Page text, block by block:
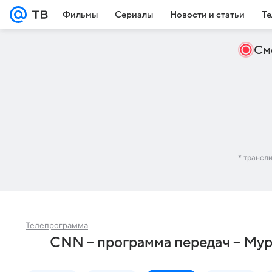
Фильмы Сериалы Новости и статьи
*
Телепрограмма
CNN – программа передач –